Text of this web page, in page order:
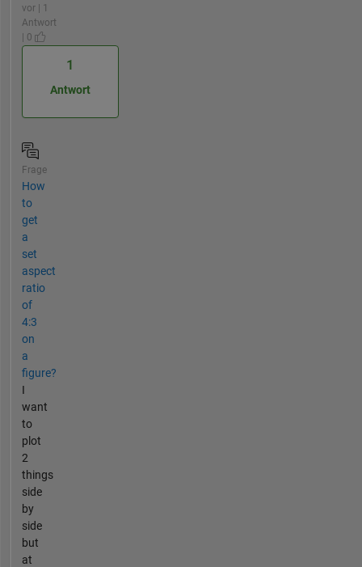
vor | 1
Antwort
| 0
1
Antwort
Frage
How
to
get
a
set
aspect
ratio
of
4:3
on
a
figure?
I
want
to
plot
2
things
side
by
side
but
at